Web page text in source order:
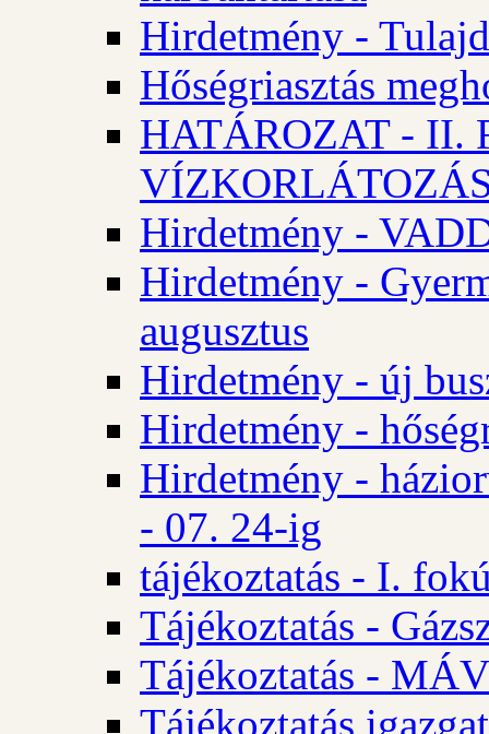
Hirdetmény -
Hőségriasztás
HATÁROZAT - II.
Hirdetmény -
Hirdetmény -
augusztus
Hirdetmény - új
Hirdetmény -
Hirdetmény -
- 07. 24-ig
tájékoztatás - I.
Tájékoztatás -
Tájékoztatás -
Tájékoztatás